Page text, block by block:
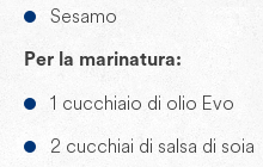
Sesamo
Per la marinatura:
1 cucchiaio di olio Evo
2 cucchiai di salsa di soia